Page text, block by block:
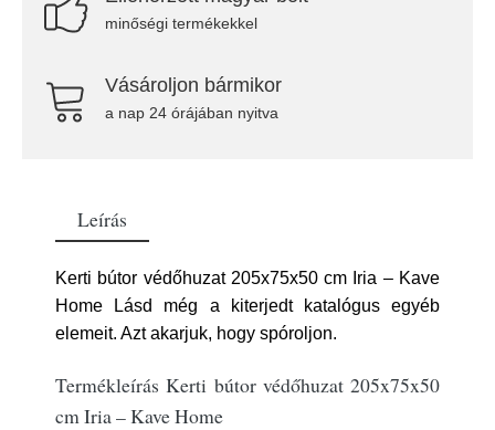
minőségi termékekkel
Vásároljon bármikor
a nap 24 órájában nyitva
Leírás
Kerti bútor védőhuzat 205x75x50 cm Iria – Kave
Home Lásd még a kiterjedt katalógus egyéb
elemeit. Azt akarjuk, hogy spóroljon.
Termékleírás Kerti bútor védőhuzat 205x75x50
cm Iria – Kave Home